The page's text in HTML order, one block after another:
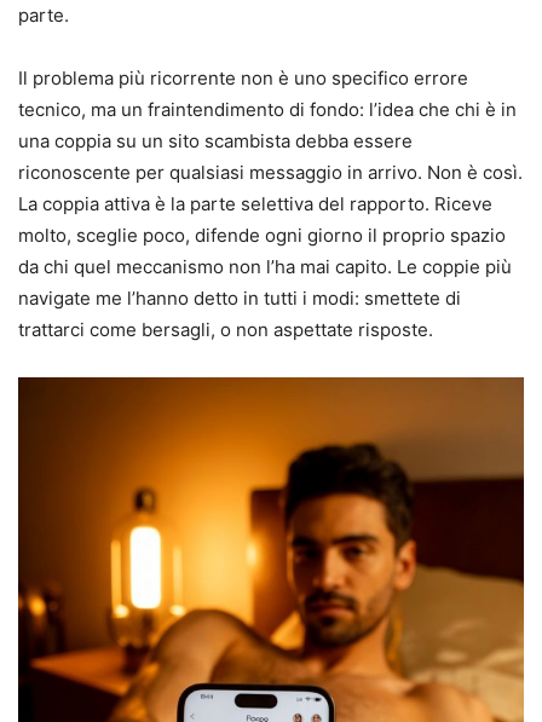
parte.
Il problema più ricorrente non è uno specifico errore
tecnico, ma un fraintendimento di fondo: l’idea che chi è in
una coppia su un sito scambista debba essere
riconoscente per qualsiasi messaggio in arrivo. Non è così.
La coppia attiva è la parte selettiva del rapporto. Riceve
molto, sceglie poco, difende ogni giorno il proprio spazio
da chi quel meccanismo non l’ha mai capito. Le coppie più
navigate me l’hanno detto in tutti i modi: smettete di
trattarci come bersagli, o non aspettate risposte.